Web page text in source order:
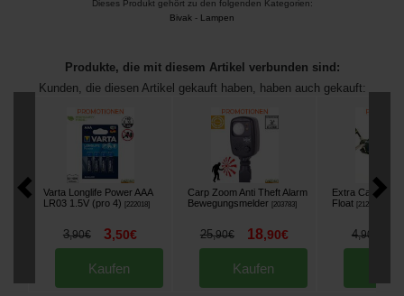
Dieses Produkt gehört zu den folgenden Kategorien:
Bivak - Lampen
Produkte, die mit diesem Artikel verbunden sind:
Kunden, die diesen Artikel gekauft haben, haben auch gekauft:
Varta Longlife Power AAA
LR03 1.5V (pro 4)
[222018]
3,90€ 3,50€
Kaufen
Carp Zoom Anti Theft Alarm
Bewegungsmelder [203783]
25,90€ 18,90€
Kaufen
Extra Carp
Float [212595
4,90